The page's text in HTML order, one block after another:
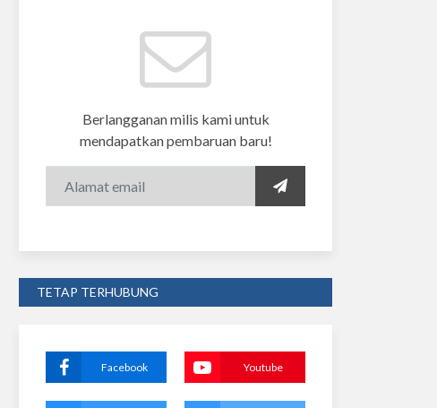
Berlangganan milis kami untuk
mendapatkan pembaruan baru!
TETAP TERHUBUNG
Facebook Youtube